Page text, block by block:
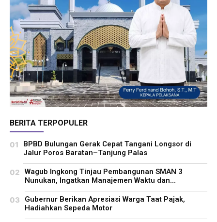
BERITA TERPOPULER
BPBD Bulungan Gerak Cepat Tangani Longsor di
Jalur Poros Baratan–Tanjung Palas
Wagub Ingkong Tinjau Pembangunan SMAN 3
Nunukan, Ingatkan Manajemen Waktu dan...
Gubernur Berikan Apresiasi Warga Taat Pajak,
Hadiahkan Sepeda Motor